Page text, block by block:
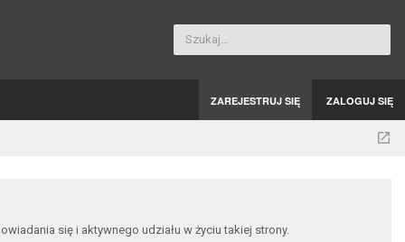
Szukaj…
ZAREJESTRUJ SIĘ ZALOGUJ SIĘ
się i aktywnego udziału w życiu takiej strony.